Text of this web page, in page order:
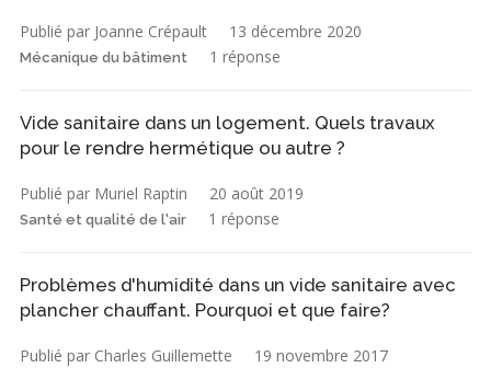
Publié par Joanne Crépault 13 décembre 2020
Mécanique du bâtiment 1 réponse
Vide sanitaire dans un logement. Quels travaux
pour le rendre hermétique ou autre ?
Publié par Muriel Raptin 20 août 2019
Santé et qualité de l'air 1 réponse
Problèmes d'humidité dans un vide sanitaire avec
plancher chauffant. Pourquoi et que faire?
Publié par Charles Guillemette 19 novembre 2017